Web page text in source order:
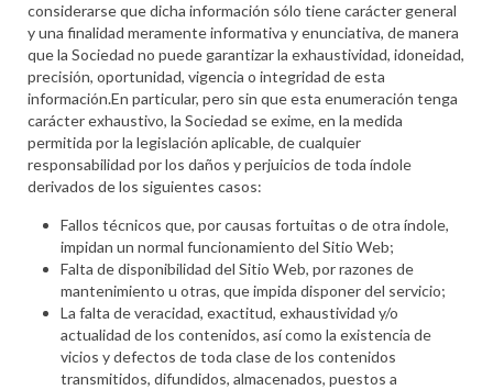
considerarse que dicha información sólo tiene carácter general
y una finalidad meramente informativa y enunciativa, de manera
que la Sociedad no puede garantizar la exhaustividad, idoneidad,
precisión, oportunidad, vigencia o integridad de esta
información.En particular, pero sin que esta enumeración tenga
carácter exhaustivo, la Sociedad se exime, en la medida
permitida por la legislación aplicable, de cualquier
responsabilidad por los daños y perjuicios de toda índole
derivados de los siguientes casos:
Fallos técnicos que, por causas fortuitas o de otra índole,
impidan un normal funcionamiento del Sitio Web;
Falta de disponibilidad del Sitio Web, por razones de
mantenimiento u otras, que impida disponer del servicio;
La falta de veracidad, exactitud, exhaustividad y/o
actualidad de los contenidos, así como la existencia de
vicios y defectos de toda clase de los contenidos
transmitidos, difundidos, almacenados, puestos a